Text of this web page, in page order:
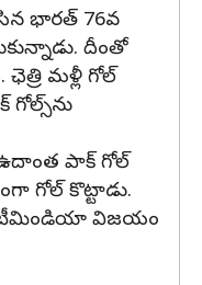
భారత్ 76వ
దీంతో
మళ్లీ గోల్
పాక్ గోల్
గోల్ కొట్టాడు.
టీమిండియా విజయం